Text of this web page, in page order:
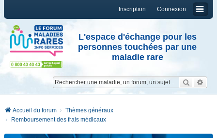
Connexion
Inscription
L'espace d'échange pour les
personnes touchées par une
maladie rare
Accueil du forum
Thèmes généraux
Remboursement des frais médicaux